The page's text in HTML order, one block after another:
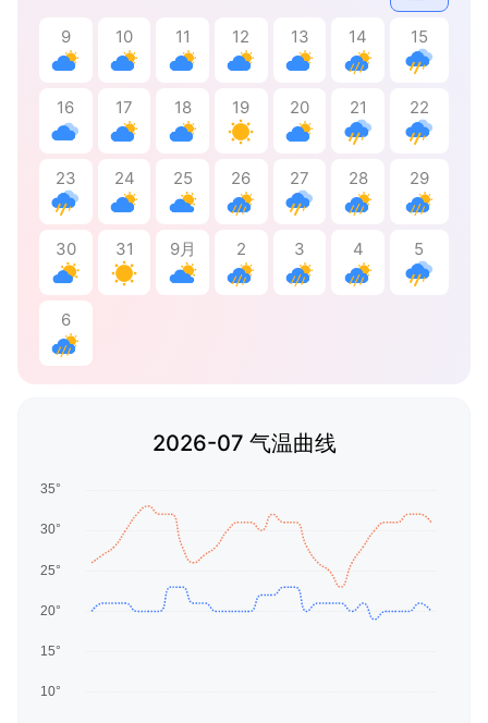
9 10 11 12 13 14 15
16 17 18 19 20 21 22
23 24 25 26 27 28 29
30 31 9月 2 3 4 5
6
2026-07 气温曲线